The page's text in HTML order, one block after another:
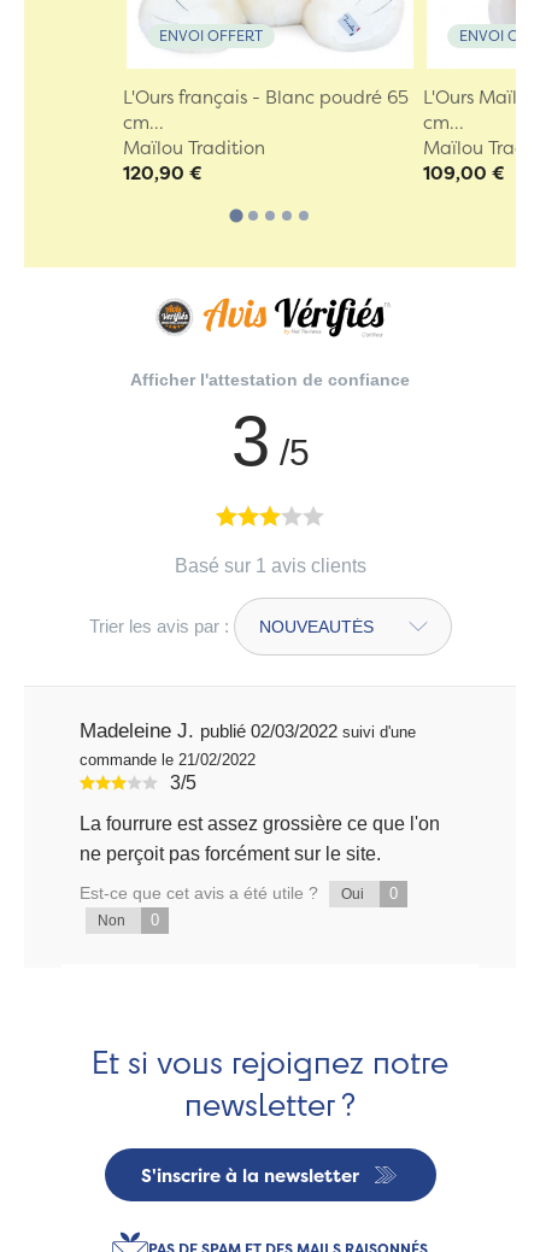
ENVOI OFFERT
L'Ours français - Blanc poudré 65
cm...
Maïlou Tradition
120,90 €
ENVOI
L'Ours
cm...
Maïlou
109,00 €
Afficher l'attestation de confiance
3 /5
Basé sur 1 avis clients
Trier les avis par :
Madeleine J. publié 02/03/2022 suivi d'une
commande le 21/02/2022
3/5
La fourrure est assez grossière ce que l'on
ne perçoit pas forcément sur le site.
Est-ce que cet avis a été utile ? Oui 0
Non 0
Et si vous rejoignez notre
newsletter ?
S'inscrire à la newsletter